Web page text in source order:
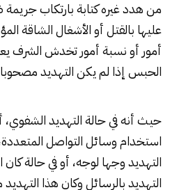
من هدد غيره كتابة بارتكاب
عليها بالقتل أو الأشغال الشاقة
أمور أو نسبة أمور تخدش الشرف
الحبس إذا لم يكن التهديد
حيث أنه في حالة التهديد
استخدام وسائل التواصل
التهديد وجها لوجه، أو في حالة كان
التهديد بالرسائل وكان هذا